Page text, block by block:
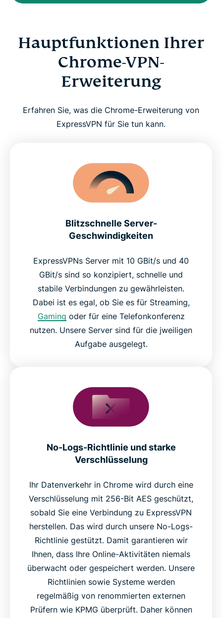
Hauptfunktionen Ihrer
Chrome-VPN-
Erweiterung
Erfahren Sie, was die Chrome-Erweiterung von
ExpressVPN für Sie tun kann.
Blitzschnelle Server-
Geschwindigkeiten
ExpressVPNs Server mit 10 GBit/s und 40
GBit/s sind so konzipiert, schnelle und
stabile Verbindungen zu gewährleisten.
Dabei ist es egal, ob Sie es für Streaming,
Gaming oder für eine Telefonkonferenz
nutzen. Unsere Server sind für die jweiligen
Aufgabe ausgelegt.
No-Logs-Richtlinie und starke
Verschlüsselung
Ihr Datenverkehr in Chrome wird durch eine
Verschlüsselung mit 256-Bit AES geschützt,
sobald Sie eine Verbindung zu ExpressVPN
herstellen. Das wird durch unsere No-Logs-
Richtlinie gestützt. Damit garantieren wir
Ihnen, dass Ihre Online-Aktivitäten niemals
überwacht oder gespeichert werden. Unsere
Richtlinien sowie Systeme werden
regelmäßig von renommierten externen
Prüfern wie KPMG überprüft. Daher können